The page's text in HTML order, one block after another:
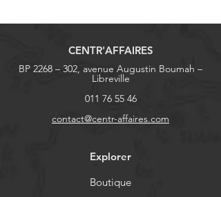
CENTR'AFFAIRES
BP 2268 – 302, avenue Augustin Boumah –
Libreville
011 76 55 46
contact@centr-affaires.com
Explorer
Boutique